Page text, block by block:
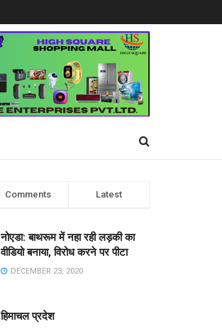
Comments Latest
नोएडा: बाथरूम में नहा रही लड़की का
वीडियो बनाया, विरोध करने पर पीटा
DECEMBER 23, 2020
हिमाचल प्रदेश